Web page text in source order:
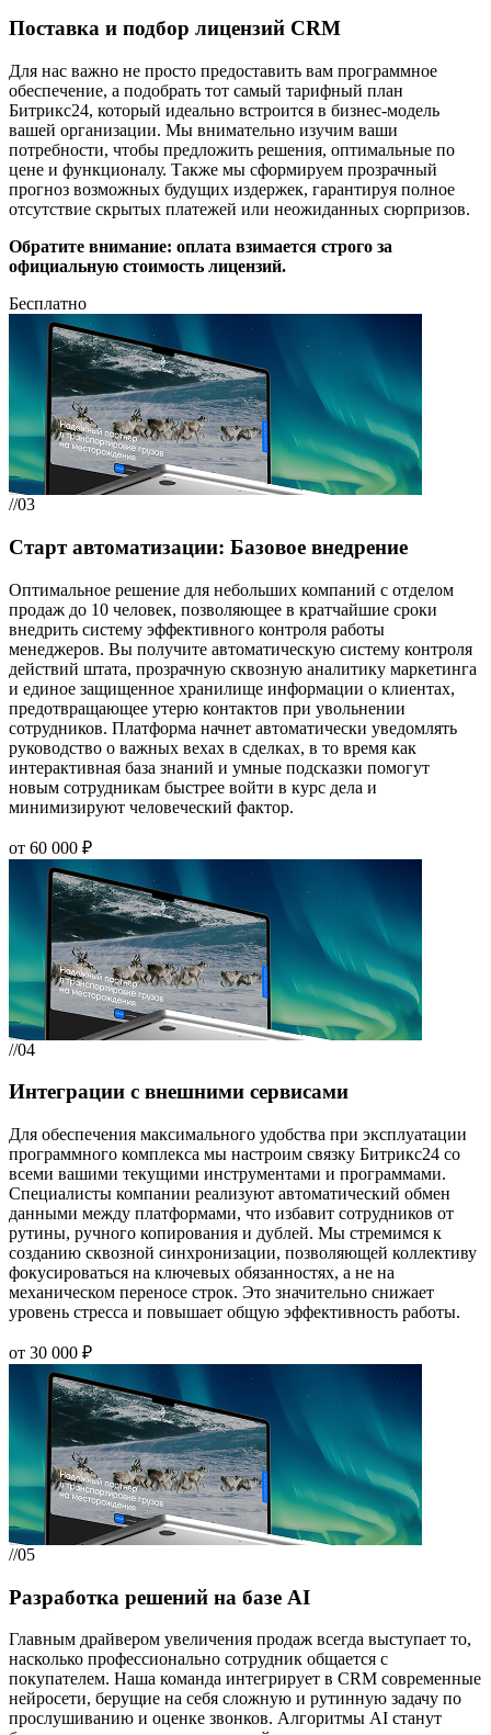
Поставка и подбор лицензий CRM
Для нас важно не просто предоставить вам программное
обеспечение, а подобрать тот самый тарифный план
Битрикс24, который идеально встроится в бизнес-модель
вашей организации. Мы внимательно изучим ваши
потребности, чтобы предложить решения, оптимальные по
цене и функционалу. Также мы сформируем прозрачный
прогноз возможных будущих издержек, гарантируя полное
отсутствие скрытых платежей или неожиданных сюрпризов.
Обратите внимание: оплата взимается строго за
официальную стоимость лицензий.
Бесплатно
//03
Старт автоматизации: Базовое внедрение
Оптимальное решение для небольших компаний с отделом
продаж до 10 человек, позволяющее в кратчайшие сроки
внедрить систему эффективного контроля работы
менеджеров. Вы получите автоматическую систему контроля
действий штата, прозрачную сквозную аналитику маркетинга
и единое защищенное хранилище информации о клиентах,
предотвращающее утерю контактов при увольнении
сотрудников. Платформа начнет автоматически уведомлять
руководство о важных вехах в сделках, в то время как
интерактивная база знаний и умные подсказки помогут
новым сотрудникам быстрее войти в курс дела и
минимизируют человеческий фактор.
от 60 000 ₽
//04
Интеграции с внешними сервисами
Для обеспечения максимального удобства при эксплуатации
программного комплекса мы настроим связку Битрикс24 со
всеми вашими текущими инструментами и программами.
Специалисты компании реализуют автоматический обмен
данными между платформами, что избавит сотрудников от
рутины, ручного копирования и дублей. Мы стремимся к
созданию сквозной синхронизации, позволяющей коллективу
фокусироваться на ключевых обязанностях, а не на
механическом переносе строк. Это значительно снижает
уровень стресса и повышает общую эффективность работы.
от 30 000 ₽
//05
Разработка решений на базе AI
Главным драйвером увеличения продаж всегда выступает то,
насколько профессионально сотрудник общается с
покупателем. Наша команда интегрирует в CRM современные
нейросети, берущие на себя сложную и рутинную задачу по
прослушиванию и оценке звонков. Алгоритмы AI станут